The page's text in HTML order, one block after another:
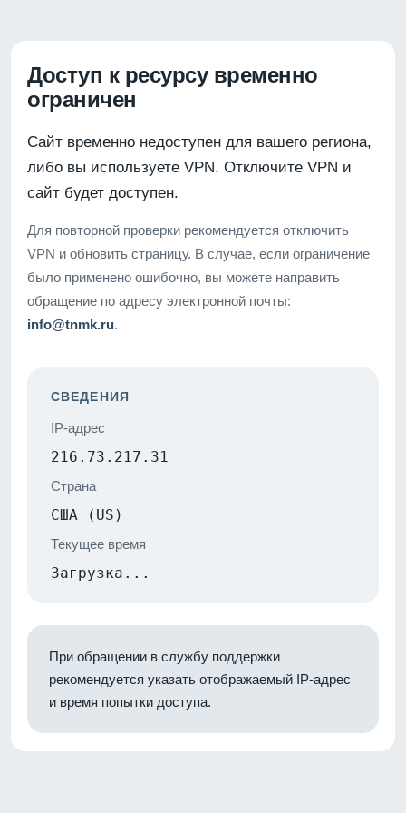
Доступ к ресурсу временно
ограничен
Сайт временно недоступен для вашего региона,
либо вы используете VPN. Отключите VPN и
сайт будет доступен.
Для повторной проверки рекомендуется отключить
VPN и обновить страницу. В случае, если ограничение
было применено ошибочно, вы можете направить
обращение по адресу электронной почты:
info@tnmk.ru.
СВЕДЕНИЯ
IP-адрес
216.73.217.31
Страна
США (US)
Текущее время
Загрузка...
При обращении в службу поддержки
рекомендуется указать отображаемый IP-адрес
и время попытки доступа.